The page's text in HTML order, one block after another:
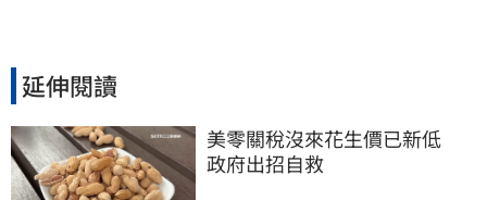
延伸閱讀
美零關稅沒來花生價已新低
政府出招自救